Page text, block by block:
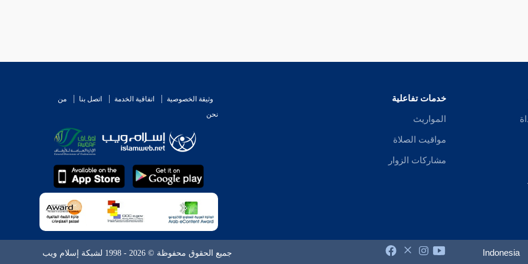
خدمات تفاعلية
المواريث
مواقيت الصلاة
مشاركات الزوار
وثيقة الخصوصية اتفاقية الخدمة اتصل بنا
من
نحن
Indonesia جميع الحقوق محفوظة © 2026 - 1998 لشبكة إسلام ويب